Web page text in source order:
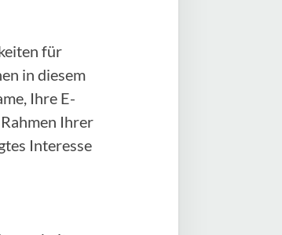
für
in diesem
Ihre E-
Ihrer
Interesse